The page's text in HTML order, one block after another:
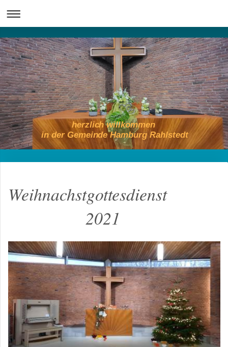
herzlich willkommen
in der Gemeinde Hamburg Rahlstedt
Weihnachstgottesdienst
2021